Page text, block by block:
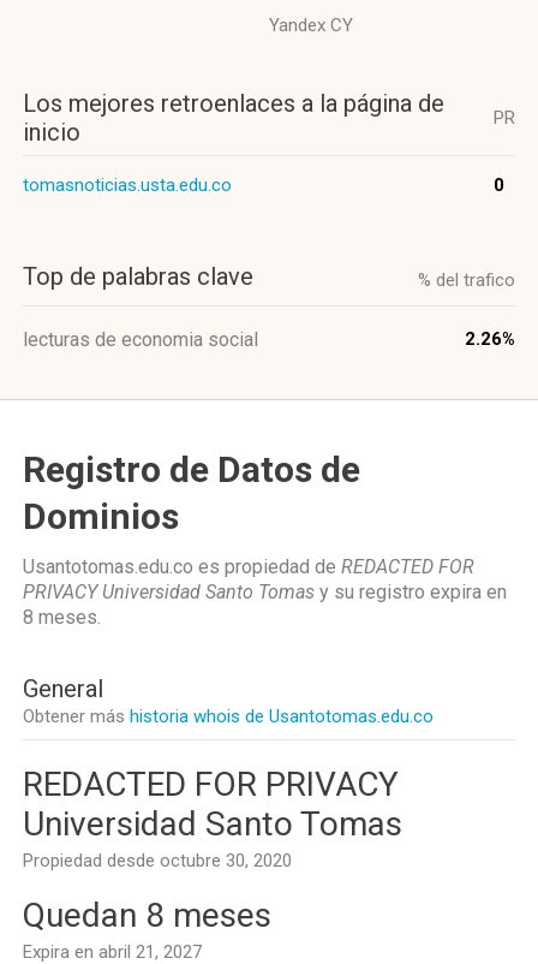
Yandex CY
Los mejores retroenlaces a la página de
inicio
PR
tomasnoticias.usta.edu.co 0
Top de palabras clave % del trafico
lecturas de economia social 2.26%
Registro de Datos de
Dominios
Usantotomas.edu.co es propiedad de REDACTED FOR
PRIVACY Universidad Santo Tomas y su registro expira en
8 meses.
General
Obtener más historia whois de Usantotomas.edu.co
REDACTED FOR PRIVACY
Universidad Santo Tomas
Propiedad desde octubre 30, 2020
Quedan 8 meses
Expira en abril 21, 2027